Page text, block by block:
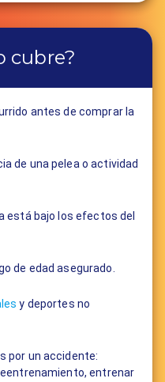
cubre?
antes de comprar la
de una pelea o actividad
está bajo los efectos del
de edad asegurado.
y deportes no
por un accidente:
entrenar